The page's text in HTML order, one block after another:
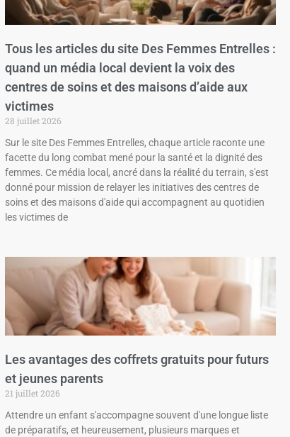
Tous les articles du site Des Femmes Entrelles :
quand un média local devient la voix des
centres de soins et des maisons d’aide aux
victimes
28 juillet 2026
Sur le site Des Femmes Entrelles, chaque article raconte une
facette du long combat mené pour la santé et la dignité des
femmes. Ce média local, ancré dans la réalité du terrain, s'est
donné pour mission de relayer les initiatives des centres de
soins et des maisons d'aide qui accompagnent au quotidien
les victimes de
Les avantages des coffrets gratuits pour futurs
et jeunes parents
21 juillet 2026
Attendre un enfant s'accompagne souvent d'une longue liste
de préparatifs, et heureusement, plusieurs marques et